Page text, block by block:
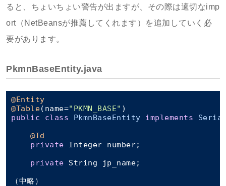
ると、ちょいちょい警告が出ますが、その際は適切なimp
ort（NetBeansが推薦してくれます）を追加していく必
要があります。
PkmnBaseEntity.java
@Entity
@Table(name="PKMN_BASE"
public
class PkmnBaseEntity implements
@Id
private Integer number;
private String jp_name;
（中略）